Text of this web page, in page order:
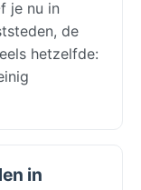
je nu in
de
hetzelfde:
in